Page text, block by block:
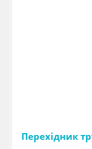
Перехідник